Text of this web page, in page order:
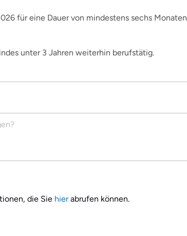
für eine Dauer von mindestens sechs Monaten
unter 3 Jahren weiterhin berufstätig.
die Sie hierabrufen können.